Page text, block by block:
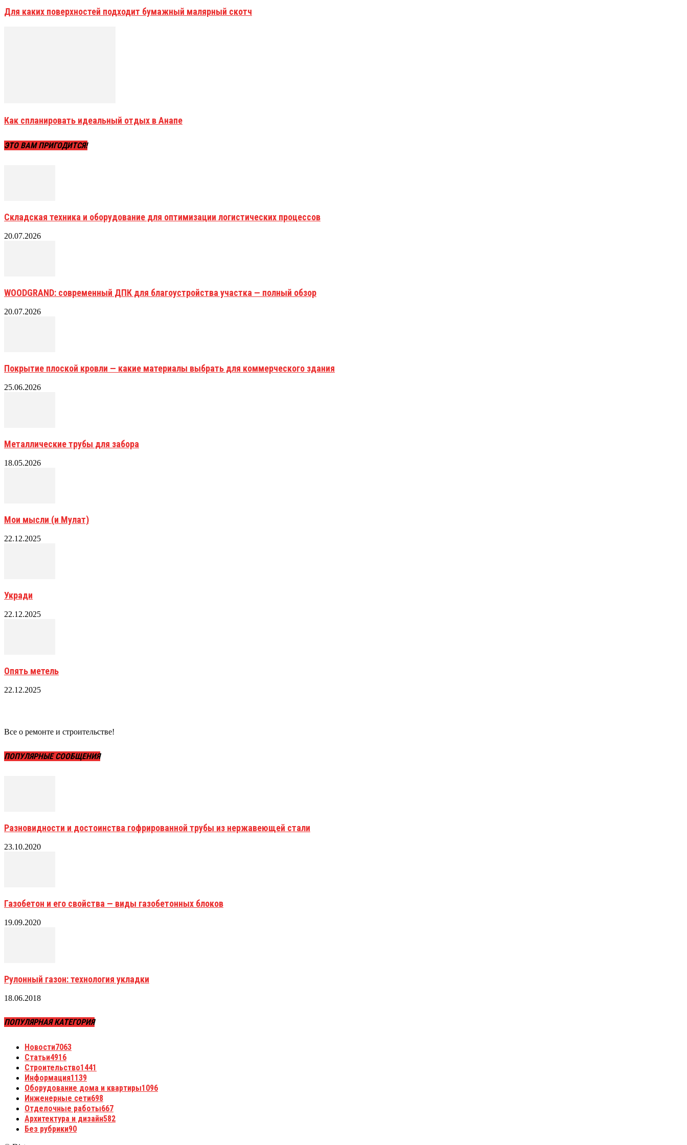
Для каких поверхностей подходит бумажный малярный скотч
Как спланировать идеальный отдых в Анапе
ЭТО ВАМ ПРИГОДИТСЯ!
Складская техника и оборудование для оптимизации логистических процессов
20.07.2026
WOODGRAND: современный ДПК для благоустройства участка — полный обзор
20.07.2026
Покрытие плоской кровли — какие материалы выбрать для коммерческого здания
25.06.2026
Металлические трубы для забора
18.05.2026
Мои мысли (и Мулат)
22.12.2025
Укради
22.12.2025
Опять метель
22.12.2025
Все о ремонте и строительстве!
ПОПУЛЯРНЫЕ СООБЩЕНИЯ
Разновидности и достоинства гофрированной трубы из нержавеющей стали
23.10.2020
Газобетон и его свойства — виды газобетонных блоков
19.09.2020
Рулонный газон: технология укладки
18.06.2018
ПОПУЛЯРНАЯ КАТЕГОРИЯ
Новости7063
Статьи4916
Строительство1441
Информация1139
Оборудование дома и квартиры1096
Инженерные сети698
Отделочные работы667
Архитектура и дизайн582
Без рубрики90